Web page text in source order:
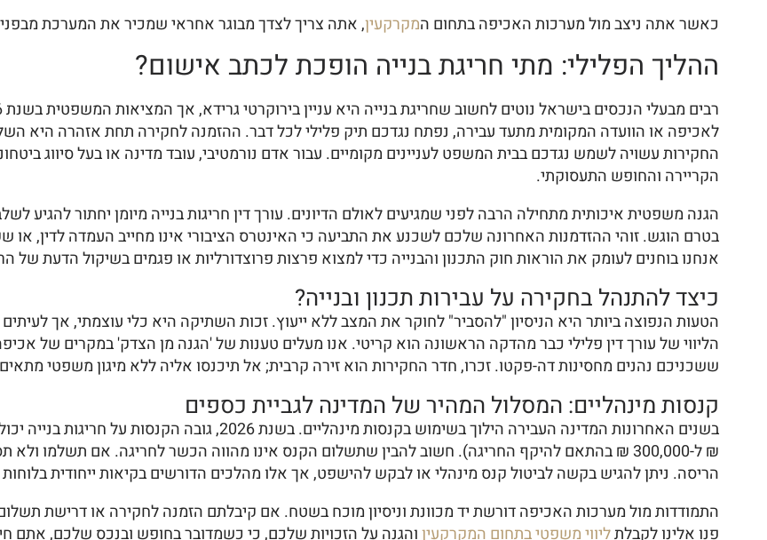
כאשר אתה ניצב מול מערכות האכיפה בתחום המקרקעין, אתה צריך לצדך מבוגר אחראי שמכיר את המערכת
ההליך הפלילי: מתי חריגת בנייה הופכת לכתב אישום?
לאכיפה או הוועדה המקומית מתעד עבירה, נפתח נגדכם תיק פלילי לכל דבר. ההזמנה לחקירה תחת אזהרה
החקירות עשויה לשמש נגדכם בבית המשפט לעניינים מקומיים. עבור אדם נורמטיבי, עובד מדינה או בעל סיווג
הקריירה והחופש התעסוקתי.
הגנה משפטית איכותית מתחילה הרבה לפני שמגיעים לאולם הדיונים. עורך דין חריגות בנייה מיומן יחתור להגיע
בטרם הוגש. זוהי ההזדמנות האחרונה שלכם לשכנע את התביעה כי האינטרס הציבורי אינו מחייב העמדה לדין, או
אנחנו בוחנים לעומק את הוראות חוק התכנון והבנייה כדי למצוא פרצות פרוצדורליות או פגמים בשיקול הדעת של
כיצד להתנהל בחקירה על עבירות תכנון ובנייה?
הטעות הנפוצה ביותר היא הניסיון "להסביר" לחוקר את המצב ללא ייעוץ. זכות השתיקה היא כלי עוצמתי, אך
הליווי של עורך דין פלילי כבר מהדקה הראשונה הוא קריטי. אנו מעלים טענות של 'הגנה מן הצדק' במקרים של
ששכניכם נהנים מחסינות דה-פקטו. זכרו, חדר החקירות הוא זירה קרבית; אל תיכנסו אליה ללא מיגון משפטי
קנסות מינהליים: המסלול המהיר של המדינה לגביית כספים
₪ ל-300,000 ₪ בהתאם להיקף החריגה). חשוב להבין שתשלום הקנס אינו מהווה הכשר לחריגה. אם תשלמו
הריסה. ניתן להגיש בקשה לביטול קנס מינהלי או לבקש להישפט, אך אלו מהלכים הדורשים בקיאות ייחודית
התמודדות מול מערכות האכיפה דורשת יד מכוונת וניסיון מוכח בשטח. אם קיבלתם הזמנה לחקירה או דרישת
פנו אלינו לקבלתליווי משפטי בתחום המקרקעיןוהגנה על הזכויות שלכם, כי כשמדובר בחופש ובנכס שלכם, אתם